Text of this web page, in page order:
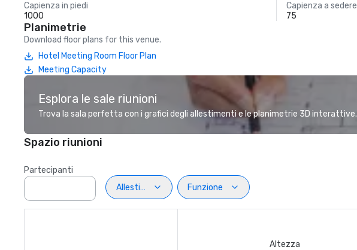
Capienza in piedi
1000
Capienza a sedere
75
Planimetrie
Download floor plans for this venue.
Hotel Meeting Room Floor Plan
Meeting Capacity
Esplora le sale riunioni
Trova la sala perfetta con i grafici degli allestimenti e le planimetrie 3D interattive.
Spazio riunioni
Partecipanti
Allestimento
Funzione
Altezza